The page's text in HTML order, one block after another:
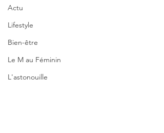
Actu
Lifestyle
Bien-être
Le M au Féminin
L'astonouille